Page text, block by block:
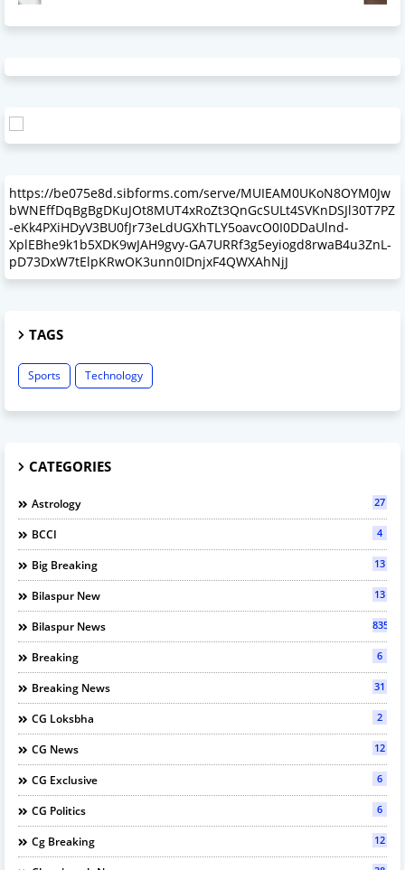
https://be075e8d.sibforms.com/serve/MUIEAM0UKoN8OYM0Jw
bWNEffDqBgBgDKuJOt8MUT4xRoZt3QnGcSULt4SVKnDSJl30T7PZ
-eKk4PXiHDyV3BU0fJr73eLdUGXhTLY5oavcO0I0DDaUlnd-
XplEBhe9k1b5XDK9wJAH9gvy-GA7URRf3g5eyiogd8rwaB4u3ZnL-
pD73DxW7tElpKRwOK3unn0IDnjxF4QWXAhNjJ
TAGS
Sports Technology
CATEGORIES
Astrology 27
BCCI 4
Big Breaking 13
Bilaspur New 13
Bilaspur News 835
Breaking 6
Breaking News 31
CG Loksbha 2
CG News 12
CG Exclusive 6
CG Politics 6
Cg Breaking 12